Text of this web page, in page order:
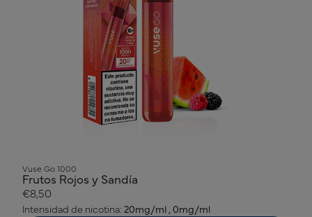
Vuse Go 1000
Frutos Rojos y Sandía
€8,50
Intensidad de nicotina: 20mg/ml , 0mg/ml